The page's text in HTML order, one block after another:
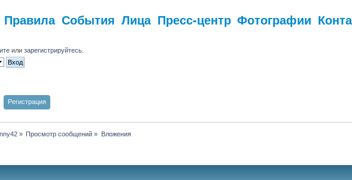
Правила События Лица Пресс-центр Фотографии
илизарегистрируйтесь
Регистрация
» Просмотр сообщений » Вложения